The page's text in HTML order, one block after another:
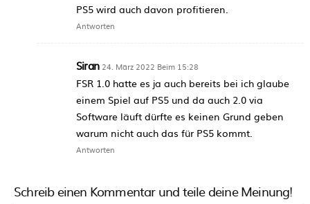
PS5 wird auch davon profitieren.
Antworten
Siran 24. März 2022 Beim 15:28
FSR 1.0 hatte es ja auch bereits bei ich glaube
einem Spiel auf PS5 und da auch 2.0 via
Software läuft dürfte es keinen Grund geben
warum nicht auch das für PS5 kommt.
Antworten
Schreib einen Kommentar und teile deine Meinung!